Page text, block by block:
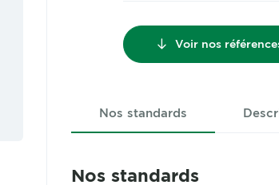
Voir nos
Nos standards
Nos standards